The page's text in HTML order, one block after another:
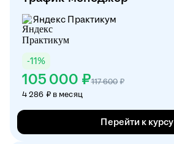
Яндекс Практикум
-11%
105 000 ₽117 600 ₽
4 286 ₽ в месяц
Перейти к курсу